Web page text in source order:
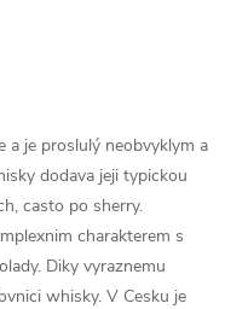
a je proslulý neobvyklym a
dodava jeji typickou
casto po sherry.
charakterem s
Diky vyraznemu
whisky. V Cesku je